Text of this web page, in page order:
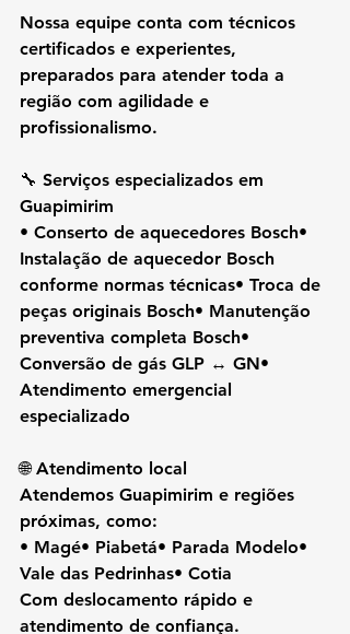
Nossa equipe conta com técnicos
certificados e experientes,
preparados para atender toda a
região com agilidade e
profissionalismo.
🔧 Serviços especializados em
Guapimirim
• Conserto de aquecedores Bosch•
Instalação de aquecedor Bosch
conforme normas técnicas• Troca de
peças originais Bosch• Manutenção
preventiva completa Bosch•
Conversão de gás GLP ↔ GN•
Atendimento emergencial
especializado
🌐 Atendimento local
Atendemos Guapimirim e regiões
próximas, como:
• Magé• Piabetá• Parada Modelo•
Vale das Pedrinhas• Cotia
Com deslocamento rápido e
atendimento de confiança.